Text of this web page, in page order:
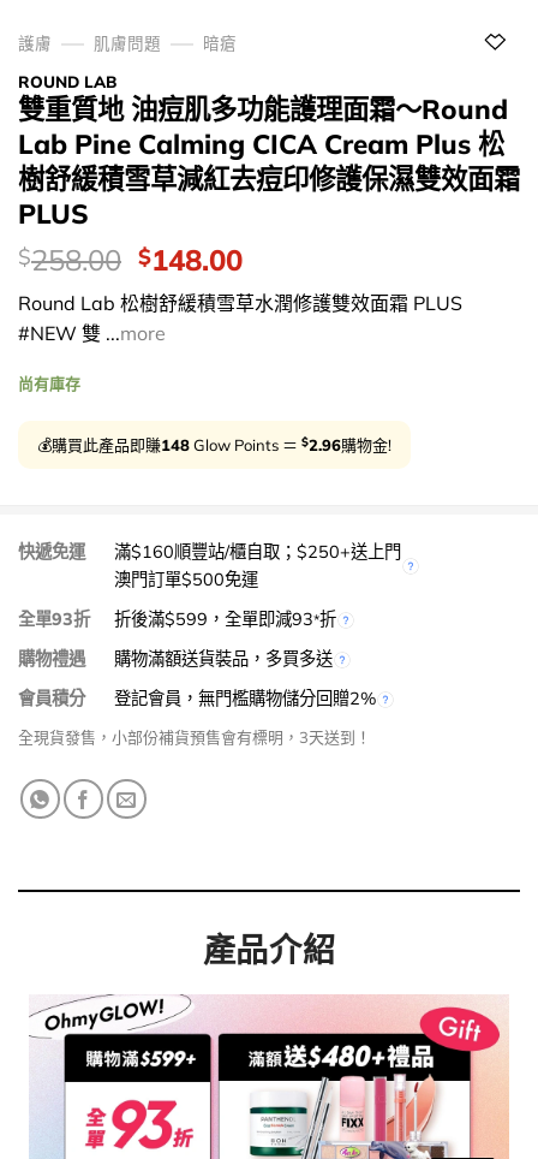
護膚 肌膚問題
暗瘡
ROUND LAB
雙重質地 油痘肌多功能護理面霜～Round
Lab Pine Calming CICA Cream Plus 松
樹舒緩積雪草減紅去痘印修護保濕雙效面霜
PLUS
價
錢：
$258.00 Original
price
was:
$258.00.
$148.00Current
price
is:
Round Lab 松樹舒緩積雪草水潤修護雙效面霜 PLUS
#NEW 雙 ...more
尚有庫存
💰購買此產品即賺148Glow Points ＝ $2.96購物金!
快遞免運
滿$160順豐站/櫃自取；$250+送上門
澳門訂單$500免運
全單93折
折後滿$599，全單即減93*折
購物禮遇
購物滿額送貨裝品，多買多送
會員積分
登記會員，無門檻購物儲分回贈2%
全現貨發售，小部份補貨預售會有標明，3天送到！
產品介紹